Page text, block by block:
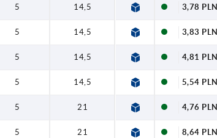
5 14,5 3,78 PLN
5 14,5 3,83 PLN
5 14,5 4,81 PLN
5 14,5 5,54 PLN
5 21 4,76 PLN
5 21 8,64 PLN